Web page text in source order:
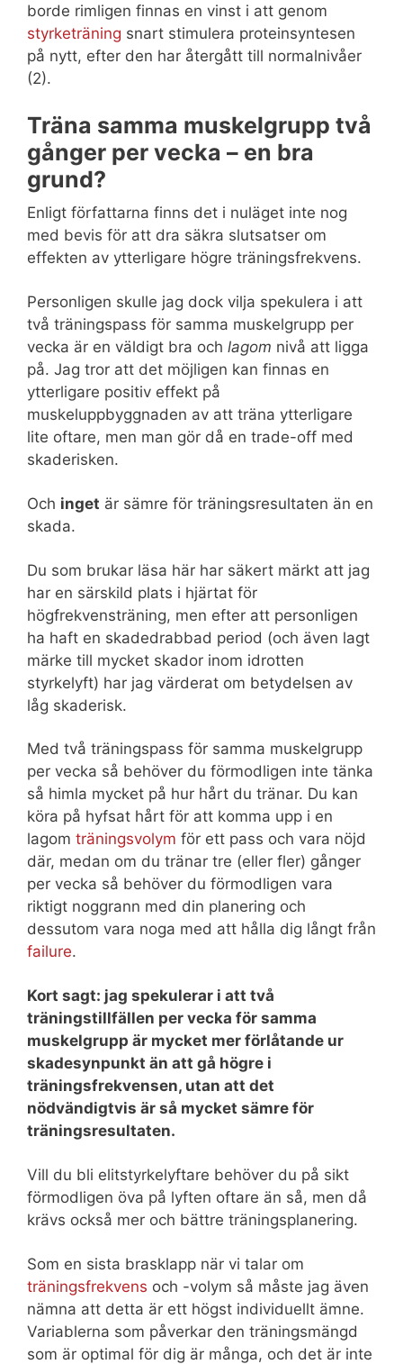
borde rimligen finnas en vinst i att genom
styrketräning snart stimulera proteinsyntesen
på nytt, efter den har återgått till normalnivåer
(2).
Träna samma muskelgrupp två
gånger per vecka – en bra
grund?
Enligt författarna finns det i nuläget inte nog
med bevis för att dra säkra slutsatser om
effekten av ytterligare högre träningsfrekvens.
Personligen skulle jag dock vilja spekulera i att
två träningspass för samma muskelgrupp per
vecka är en väldigt bra och lagom nivå att ligga
på. Jag tror att det möjligen kan finnas en
ytterligare positiv effekt på
muskeluppbyggnaden av att träna ytterligare
lite oftare, men man gör då en trade-off med
skaderisken.
Och inget är sämre för träningsresultaten än en
skada.
Du som brukar läsa här har säkert märkt att jag
har en särskild plats i hjärtat för
högfrekvensträning, men efter att personligen
ha haft en skadedrabbad period (och även lagt
märke till mycket skador inom idrotten
styrkelyft) har jag värderat om betydelsen av
låg skaderisk.
Med två träningspass för samma muskelgrupp
per vecka så behöver du förmodligen inte tänka
så himla mycket på hur hårt du tränar. Du kan
köra på hyfsat hårt för att komma upp i en
lagom träningsvolym för ett pass och vara nöjd
där, medan om du tränar tre (eller fler) gånger
per vecka så behöver du förmodligen vara
riktigt noggrann med din planering och
dessutom vara noga med att hålla dig långt från
failure.
Kort sagt: jag spekulerar i att två
träningstillfällen per vecka för samma
muskelgrupp är mycket mer förlåtande ur
skadesynpunkt än att gå högre i
träningsfrekvensen, utan att det
nödvändigtvis är så mycket sämre för
träningsresultaten.
Vill du bli elitstyrkelyftare behöver du på sikt
förmodligen öva på lyften oftare än så, men då
krävs också mer och bättre träningsplanering.
Som en sista brasklapp när vi talar om
träningsfrekvens och -volym så måste jag även
nämna att detta är ett högst individuellt ämne.
Variablerna som påverkar den träningsmängd
som är optimal för dig är många, och det är inte